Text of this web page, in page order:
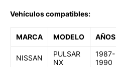
Vehículos compatibles:
MARCA MODELO AÑOS
NISSAN
PULSAR
NX
1987-
1990